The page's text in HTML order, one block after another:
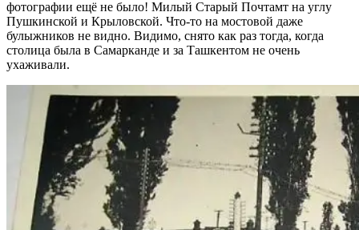
фотографии ещё не было! Милый Старый Почтамт на углу
Пушкинской и Крыловской. Что-то на мостовой даже
булыжников не видно. Видимо, снято как раз тогда, когда
столица была в Самарканде и за Ташкентом не очень
ухаживали.